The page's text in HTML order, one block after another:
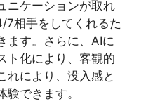
ニケーションが取れ
7相手をしてくれるた
ます。さらに、AIに
ト化により、客観的
れにより、没入感と
できます。